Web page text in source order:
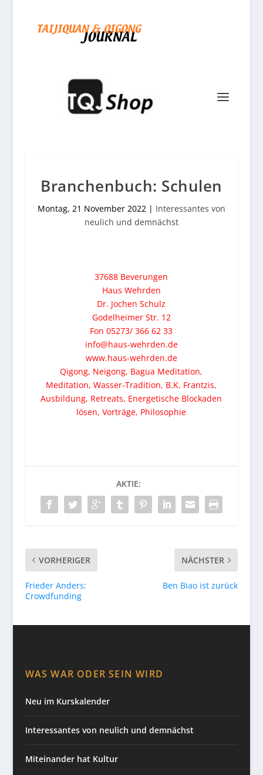
Branchenbuch: Schulen
Montag, 21 November 2022| Interessantes von
neulich und demnächst
37688 Beverungen
Haus Wehrden
Dr. Jochen Schulz
Godelheimer Str. 12
Fon 05273/ 366 62 33
info@haus-wehrden.de
www.haus-wehrden.de
Qigong, Neigong, Bagua Meditation,
Meditation, Wasser-Tradition, B.K. Frantzis,
Ausbildung, Retreats, Energetische Blockaden
lösen, Vorträge, Philosophie
AKTIE:
VORHERIGER
Frieder Anders:
Crowdfunding
NÄCHSTER
Ben Biao ist zurück
WAS WAR ODER SEIN WIRD
Neu im Kurskalender
Interessantes von neulich und demnächst
Miteinander hat Kultur